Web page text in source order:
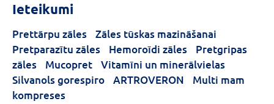
Ieteikumi
Prettārpu zāles
Zāles tūskas mazināšanai
Pretparazītu zāles
Hemoroīdi zāles
Pretgripas
zāles
Mucopret
Vitamīni un minerālvielas
Silvanols gorespiro
ARTROVERON
Multi mam
kompreses